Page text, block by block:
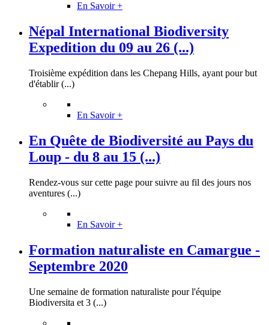
En Savoir +
Népal International Biodiversity
Expedition du 09 au 26 (...)
Troisième expédition dans les Chepang Hills, ayant pour but
d'établir (...)
En Savoir +
En Quête de Biodiversité au Pays du
Loup - du 8 au 15 (...)
Rendez-vous sur cette page pour suivre au fil des jours nos
aventures (...)
En Savoir +
Formation naturaliste en Camargue -
Septembre 2020
Une semaine de formation naturaliste pour l'équipe
Biodiversita et 3 (...)